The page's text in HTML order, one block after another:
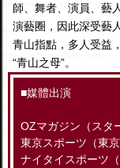
師、舞者、演員、藝
演藝圈，因此深受藝
青山指點，多人受益
“青山之母”。
■媒體出演
OZマガジン（スタ
東京スポーツ（東
ナイタイスポーツ